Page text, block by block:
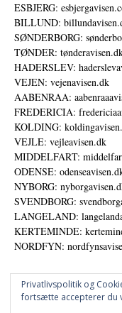
ESBJERG:
BILLUND:
SØNDERBORG:
TØNDER:
HADERSLEV:
VEJEN: vejenavisen.dk
AABENRAA:
FREDERICIA:
KOLDING:
VEJLE: vejleavisen.dk
MIDDELFART:
ODENSE:
NYBORG:
SVENDBORG:
LANGELAND:
KERTEMINDE:
NORDFYN:
Privatlivspolitik og
fortsætte accepterer du